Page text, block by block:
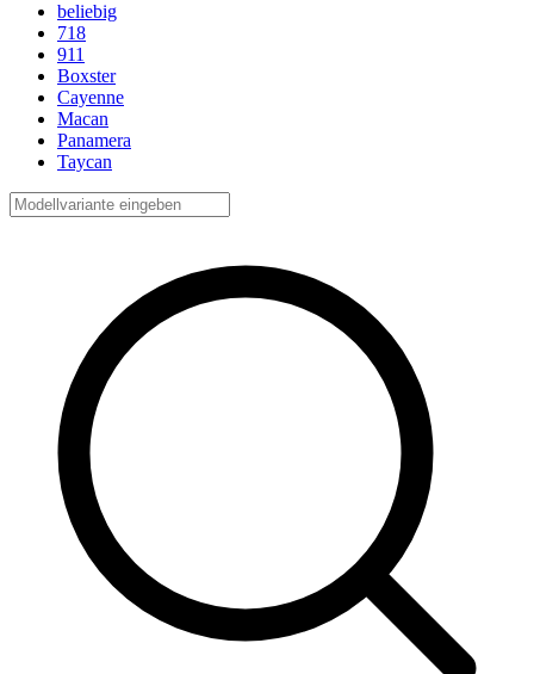
beliebig
718
911
Boxster
Cayenne
Macan
Panamera
Taycan